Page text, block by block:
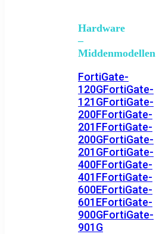
Hardware
–
Middenmodellen
FortiGate-
120GFortiGate-
121GFortiGate-
200FFortiGate-
201FFortiGate-
200GFortiGate-
201GFortiGate-
400FFortiGate-
401FFortiGate-
600EFortiGate-
601EFortiGate-
900GFortiGate-
901G